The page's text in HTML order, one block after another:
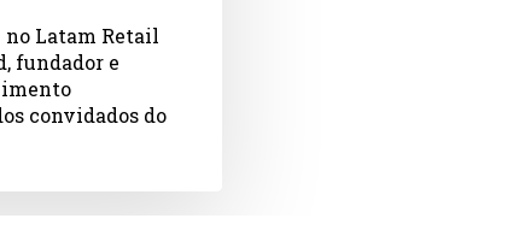
no Latam Retail
fundador e
convidados do